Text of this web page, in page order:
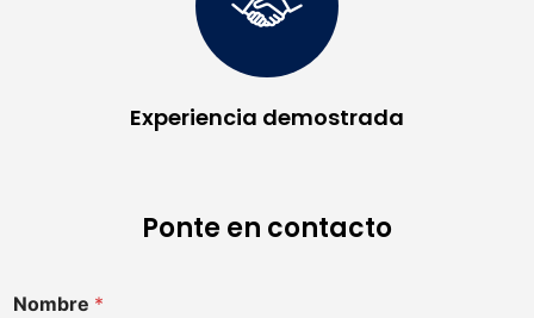
Experiencia demostrada
Ponte en contacto
Nombre *